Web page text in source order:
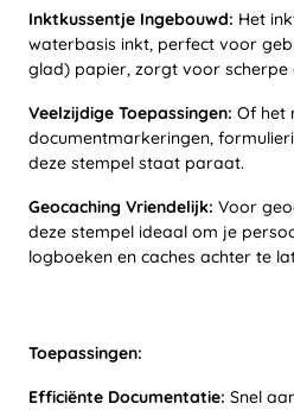
Inktkussentje Ingebouwd: Het
waterbasis inkt, perfect voor
glad) papier, zorgt voor scherpe
Veelzijdige Toepassingen: Of het
documentmarkeringen,
deze stempel staat paraat.
Geocaching Vriendelijk: Voor
deze stempel ideaal om je
logboeken en caches achter te
Toepassingen:
Efficiënte Documentatie: Snel